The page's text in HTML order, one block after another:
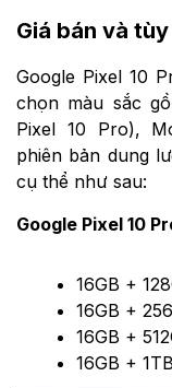
Giá bán và
Google Pixel 10
chọn màu sắc
Pixel 10 Pro),
phiên bản dung
cụ thể như sau:
Google Pixel 10
16GB +
16GB +
16GB +
16GB +